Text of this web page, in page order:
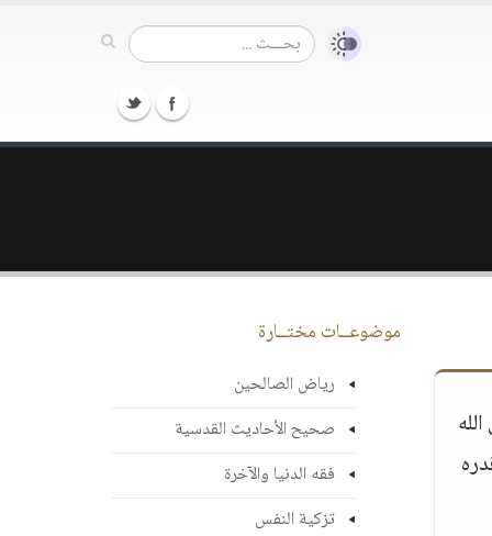
موضوعــات مختــارة
رياض الصالحين
صحيح الأحاديث القدسية
فقه الدنيا والآخرة
تزكية النفس